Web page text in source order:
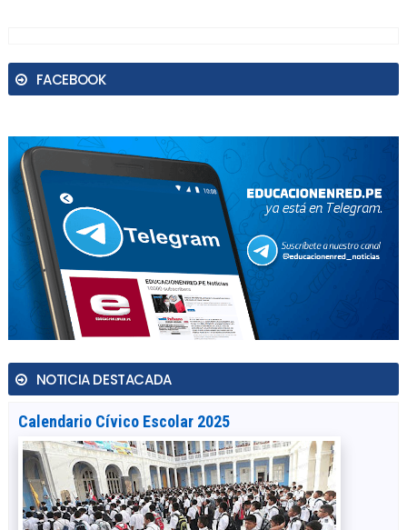
FACEBOOK
NOTICIA DESTACADA
Calendario Cívico Escolar 2025